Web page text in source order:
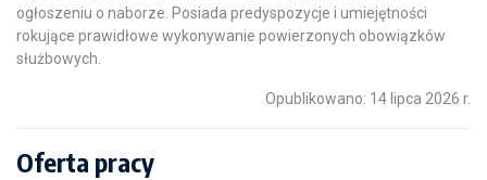
ogłoszeniu o naborze. Posiada predyspozycje i umiejętności
rokujące prawidłowe wykonywanie powierzonych obowiązków
służbowych.
Opublikowano: 14 lipca 2026 r.
Oferta pracy